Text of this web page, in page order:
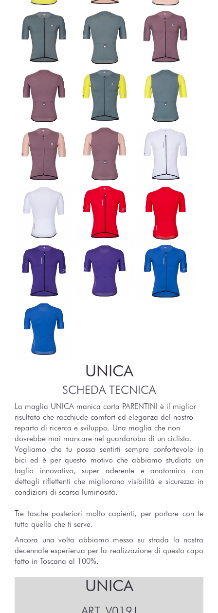
UNICA
SCHEDA TECNICA
La maglia UNICA manica corta PARENTINI è il miglior
risultato che racchiude comfort ed eleganza del nostro
reparto di ricerca e sviluppo. Una maglia che non
dovrebbe mai mancare nel guardaroba di un ciclista.
Vogliamo che tu possa sentirti sempre confortevole in
bici ed è per questo motivo che abbiamo studiato un
taglio innovativo, super aderente e anatomico con
dettagli riflettenti che migliorano visibilità e sicurezza in
condizioni di scarsa luminosità.
Tre tasche posteriori molto capienti, per portare con te
tutto quello che ti serve.
Ancora una volta abbiamo messo su strada la nostra
decennale esperienza per la realizzazione di questo capo
fatto in Toscana al 100%.
UNICA